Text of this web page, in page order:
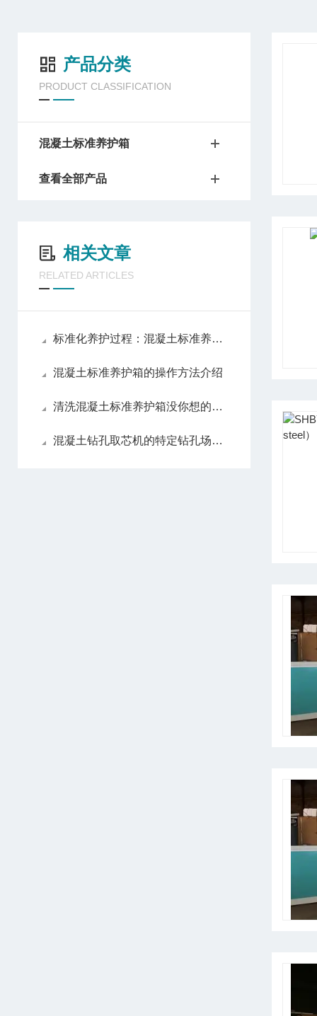
产品分类
PRODUCT CLASSIFICATION
混凝土标准养护箱
查看全部产品
相关文章
RELATED ARTICLES
标准化养护过程：混凝土标准养护箱在工程中的重要性
混凝土标准养护箱的操作方法介绍
清洗混凝土标准养护箱没你想的那么难
混凝土钻孔取芯机的特定钻孔场景应用